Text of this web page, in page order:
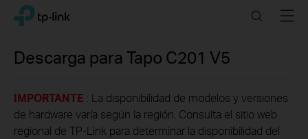
Click
navigation
TP-Link, Reliably Smart SearchMenu
Descarga para Tapo C201 V5
IMPORTANTE : La disponibilidad de modelos y versiones
de hardware varía según la región. Consulta el sitio web
regional de TP-Link para determinar la disponibilidad del